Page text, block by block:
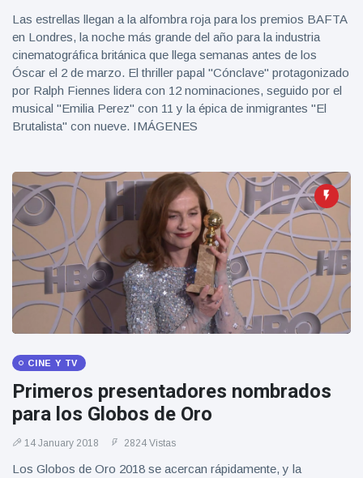
Band
Las estrellas llegan a la alfombra roja para los premios BAFTA
en Londres, la noche más grande del año para la industria
cinematográfica británica que llega semanas antes de los
Óscar el 2 de marzo. El thriller papal "Cónclave" protagonizado
por Ralph Fiennes lidera con 12 nominaciones, seguido por el
musical "Emilia Perez" con 11 y la épica de inmigrantes "El
Brutalista" con nueve. IMÁGENES
CINE Y TV
Primeros presentadores nombrados
para los Globos de Oro
14 January 2018 2824 Vistas
Los Globos de Oro 2018 se acercan rápidamente, y la